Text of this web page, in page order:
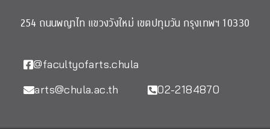
254 ถนนพญาไท แขวงวังใหม่ เขตปทุมวัน กรุงเทพฯ 10330
@facultyofarts.chula
arts@chula.ac.th
02-2184870